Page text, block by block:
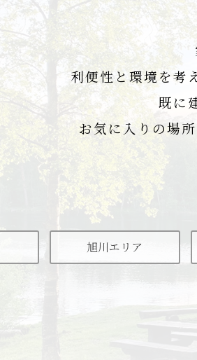
利便性と環境を考
既に
お気に入りの場
旭川エリア